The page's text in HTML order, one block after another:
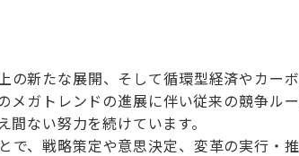
新たな展開、そして循環型経済やカー
ガトレンドの進展に伴い従来の競争ル
ない努力を続けています。
、戦略策定や意思決定、変革の実行・